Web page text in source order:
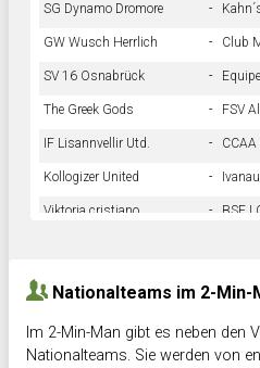
SG Dynamo Dromore -
GW Wusch Herrlich - Club
SV 16 Osnabrück -
The Greek Gods - FSV
IF Lisannvellir Utd. - CCAA
Kollogizer United -
Viktoria cristiano - BSF
Nationalteams im 2-Min-
Im 2-Min-Man gibt es neben den
Nationalteams. Sie werden von